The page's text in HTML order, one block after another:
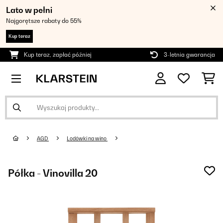
Lato w pełni
Najgorętsze rabaty do 55%
Kup teraz
Kup teraz, zapłać później 3-letnia gwarancja
AGD Lodówki na wino
Półka - Vinovilla 20